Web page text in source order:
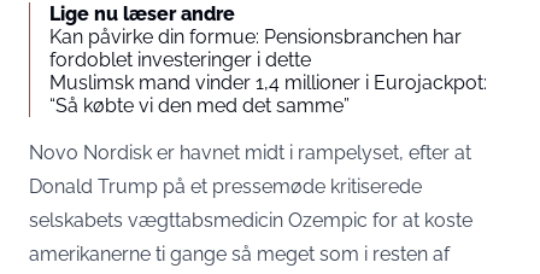
Lige nu læser andre
Kan påvirke din formue: Pensionsbranchen har
fordoblet investeringer i dette
Muslimsk mand vinder 1,4 millioner i Eurojackpot:
“Så købte vi den med det samme”
Novo Nordisk er havnet midt i rampelyset, efter at
Donald Trump på et pressemøde kritiserede
selskabets vægttabsmedicin Ozempic for at koste
amerikanerne ti gange så meget som i resten af